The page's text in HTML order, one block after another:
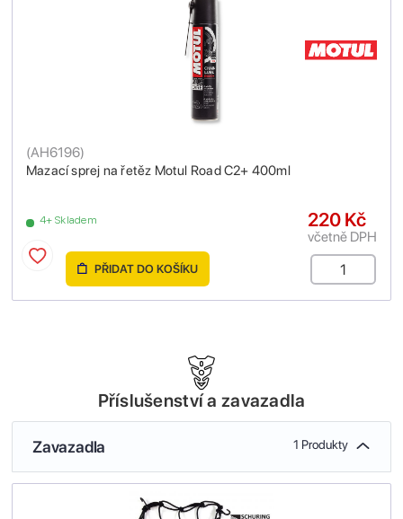
Mazací sprej na řetěz Motul Road C2+ 400ml
(AH6196)
4+ Skladem 220 Kč
včetně DPH
PŘIDAT DO KOŠÍKU
Příslušenství a zavazadla
Zavazadla 1 Produkty